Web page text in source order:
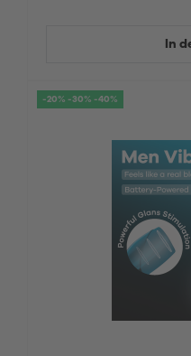
In
-20% -30% -40%